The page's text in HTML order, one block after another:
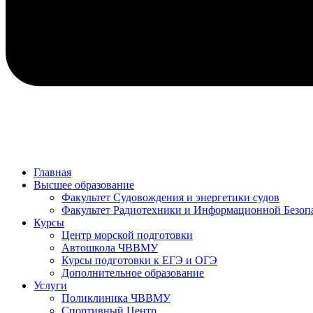
Главная
Высшее образование
Факультет Судовождения и энергетики судов
Факультет Радиотехники и Информационной
Курсы
Центр морской подготовки
Автошкола ЧВВМУ
Курсы подготовки к ЕГЭ и ОГЭ
Дополнительное образование
Услуги
Поликлиника ЧВВМУ
Спортивный Центр